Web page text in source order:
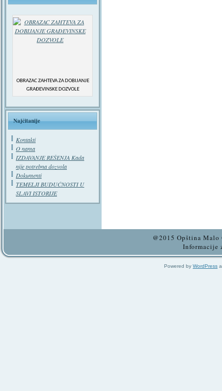
OBRAZAC ZAHTEVA ZA DOBIJANJE
GRAĐEVINSKE DOZVOLE
Najčitanije
Kontakti
O nama
IZDAVANJE REŠENJA Kada
nije potrebna dozvola
Dokumenti
TEMELJI BUDUĆNOSTI U
SLAVI ISTORIJE
@2015 Opština
Informacije
Powered by WordPress